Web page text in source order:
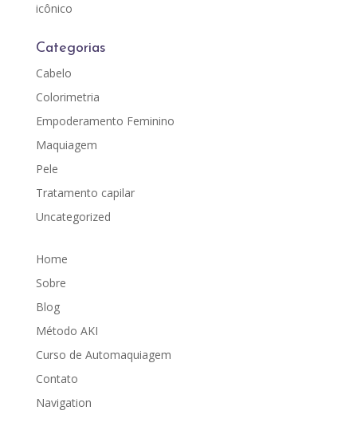
icônico
Categorias
Cabelo
Colorimetria
Empoderamento Feminino
Maquiagem
Pele
Tratamento capilar
Uncategorized
Home
Sobre
Blog
Método AKI
Curso de Automaquiagem
Contato
Navigation